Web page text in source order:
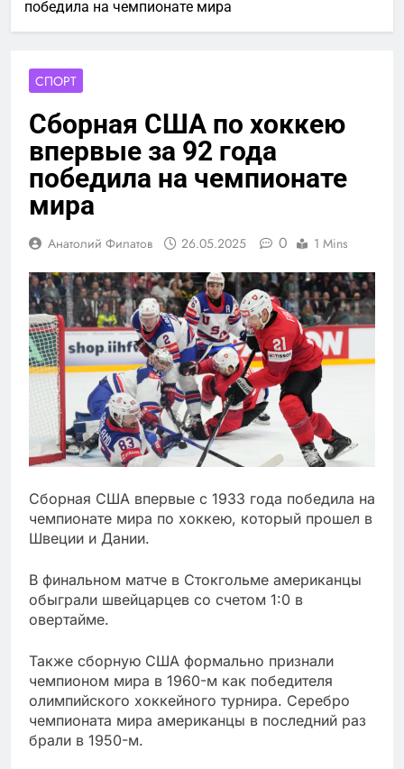
победила на чемпионате мира
СПОРТ
Сборная США по хоккею
впервые за 92 года
победила на чемпионате
мира
Анатолий Филатов 26.05.2025 0 1 Mins
Сборная США впервые с 1933 года победила на
чемпионате мира по хоккею, который прошел в
Швеции и Дании.
В финальном матче в Стокгольме американцы
обыграли швейцарцев со счетом 1:0 в
овертайме.
Также сборную США формально признали
чемпионом мира в 1960-м как победителя
олимпийского хоккейного турнира. Серебро
чемпионата мира американцы в последний раз
брали в 1950-м.